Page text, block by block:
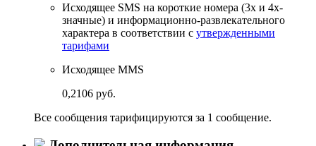
Исходящее SMS на короткие номера (3х и 4х-
значные) и информационно-развлекательного
характера в соответствии с утвержденными
тарифами
Исходящее MMS
0,2106 руб.
Все сообщения тарифицируются за 1 сообщение.